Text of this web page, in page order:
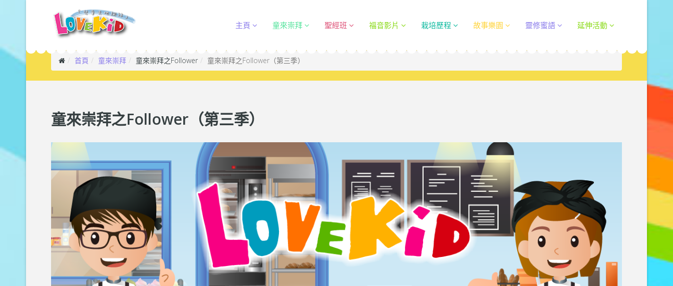
主頁 童來崇拜 聖經班 福音影片 栽培歷程 故事樂園 靈修蜜語 延伸活動
首頁 童來崇拜 童來崇拜之Follower 童來崇拜之Follower（第三季）
童來崇拜之Follower（第三季）